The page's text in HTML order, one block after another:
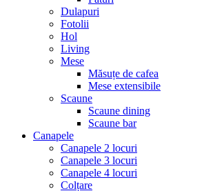
Dulapuri
Fotolii
Hol
Living
Mese
Măsuțe de cafea
Mese extensibile
Scaune
Scaune dining
Scaune bar
Canapele
Canapele 2 locuri
Canapele 3 locuri
Canapele 4 locuri
Colțare